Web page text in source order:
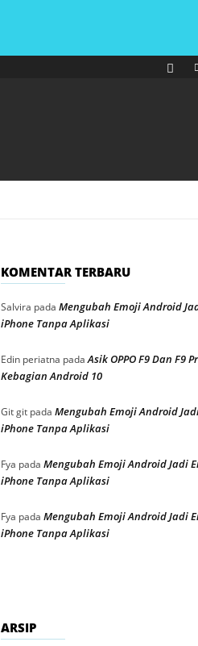
KOMENTAR TERBARU
Salvira pada Mengubah Emoji Android
iPhone Tanpa Aplikasi
Edin periatna padaAsik OPPO F9 Dan F9
Kebagian Android 10
Git git pada Mengubah Emoji Android
iPhone Tanpa Aplikasi
Fya pada Mengubah Emoji Android Jadi
iPhone Tanpa Aplikasi
Fya pada Mengubah Emoji Android Jadi
iPhone Tanpa Aplikasi
ARSIP